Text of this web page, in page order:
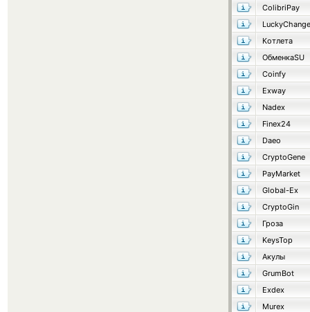
ColibriPay
LuckyChange
Котлета
ОбменкаSU
Coinfy
Exway
Nadex
Finex24
Daeo
CryptoGene
PayMarket
Global-Ex
CryptoGin
Гроза
KeysTop
Акулы
GrumBot
Exdex
Murex